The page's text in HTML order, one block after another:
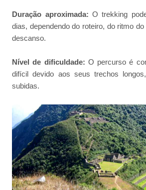
Duração aproximada: O trekking
dias, dependendo do roteiro, do ritmo
descanso.
Nível de dificuldade: O percurso é
difícil devido aos seus trechos
subidas.